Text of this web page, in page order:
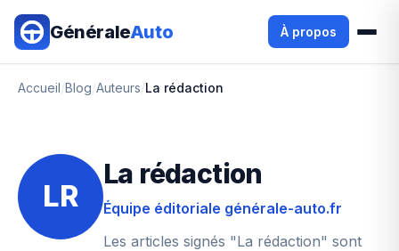
Aller au contenu principal
GénéraleAuto À propos
Accueil/Blog/Auteurs/La rédaction
LR
La rédaction
Équipe éditoriale générale-auto.fr
Les articles signés "La rédaction" sont